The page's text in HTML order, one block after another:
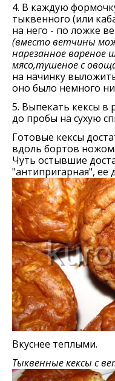
4. В каждую
тыквенного (или
на него - по ложке
(вместо ветчины
нарезанное вареное
мясо,тушеное с
на начинку
оно было немного
5. Выпекать кексы в
до пробы на сухую
Готовые кексы
вдоль бортов ножом.
Чуть остывшие
"антипригарная", ее
Вкуснее теплыми.
Тыквенные кексы с